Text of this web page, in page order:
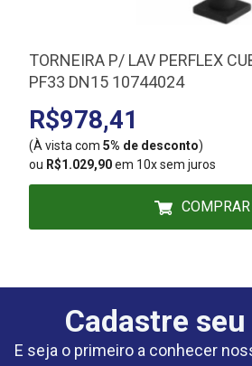
TORNEIRA P/ LAV PERFLEX
PF33 DN15 10744024
R$978,41
(À vista com 5% de desconto)
ou R$1.029,90em 10x sem juros
COMPRAR
Cadastre
E seja o primeiro a conhecer